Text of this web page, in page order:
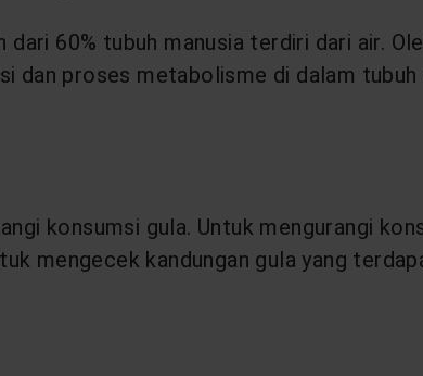
60% tubuh manusia terdiri dari air.
dan proses metabolisme di dalam
konsumsi gula. Untuk mengurangi
mengecek kandungan gula yang